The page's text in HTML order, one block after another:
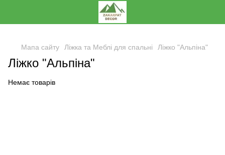
Мапа сайту Ліжка та Меблі для спальні Ліжко "Альпіна"
Ліжко "Альпіна"
Немає товарів